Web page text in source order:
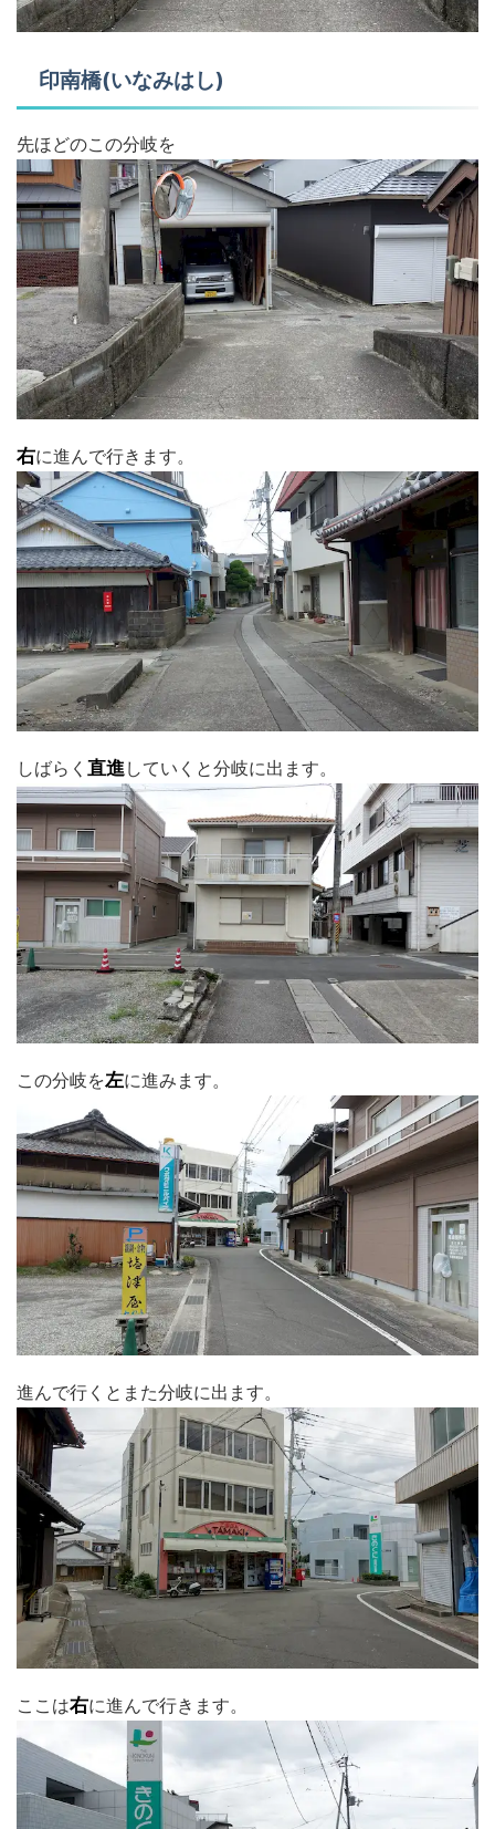
印南橋(いなみはし)
先ほどのこの分岐を
右に進んで行きます。
しばらく 直進していくと分岐に出ます。
この分岐を左に進みます。
進んで行くとまた分岐に出ます。
ここは右に進んで行きます。